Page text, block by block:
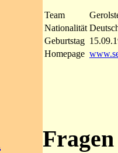
Team
Nationalität
Geburtstag
Homepage